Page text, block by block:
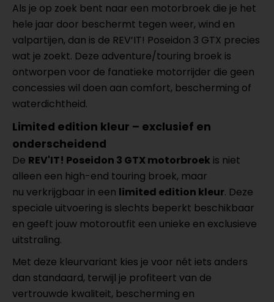
Als je op zoek bent naar een motorbroek die je het
hele jaar door beschermt tegen weer, wind en
valpartijen, dan is de REV’IT! Poseidon 3 GTX precies
wat je zoekt. Deze adventure/touring broek is
ontworpen voor de fanatieke motorrijder die geen
concessies wil doen aan comfort, bescherming of
waterdichtheid.
Limited edition kleur – exclusief en
onderscheidend
De REV'IT! Poseidon 3 GTX motorbroek is niet
alleen een high-end touring broek, maar
nu verkrijgbaar in een limited edition kleur. Deze
speciale uitvoering is slechts beperkt beschikbaar
en geeft jouw motoroutfit een unieke en exclusieve
uitstraling.
Met deze kleurvariant kies je voor nét iets anders
dan standaard, terwijl je profiteert van de
vertrouwde kwaliteit, bescherming en